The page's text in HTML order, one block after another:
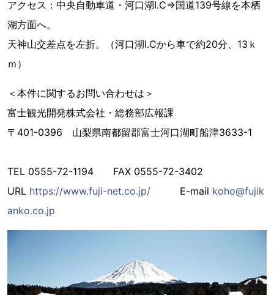
アクセス：中央自動車道・河口湖I.C⇒国道139号線を本栖
湖方面へ。
天神山交差点を左折。（河口湖I.Cから車で約20分、13ｋ
ｍ）
＜本件に関するお問い合わせは＞
富士観光開発株式会社・総務部広報課
〒401-0396 山梨県南都留郡富士河口湖町船津3633-1
TEL 0555-72-1194 FAX 0555-72-3402
URL https://www.fuji-net.co.jp/ E-mail koho@fujik
anko.co.jp